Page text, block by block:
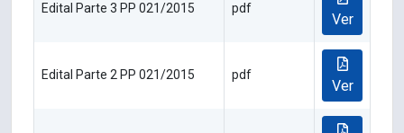
Edital Parte 3 PP 021/2015 pdf
Ver
Edital Parte 2 PP 021/2015 pdf
Ver